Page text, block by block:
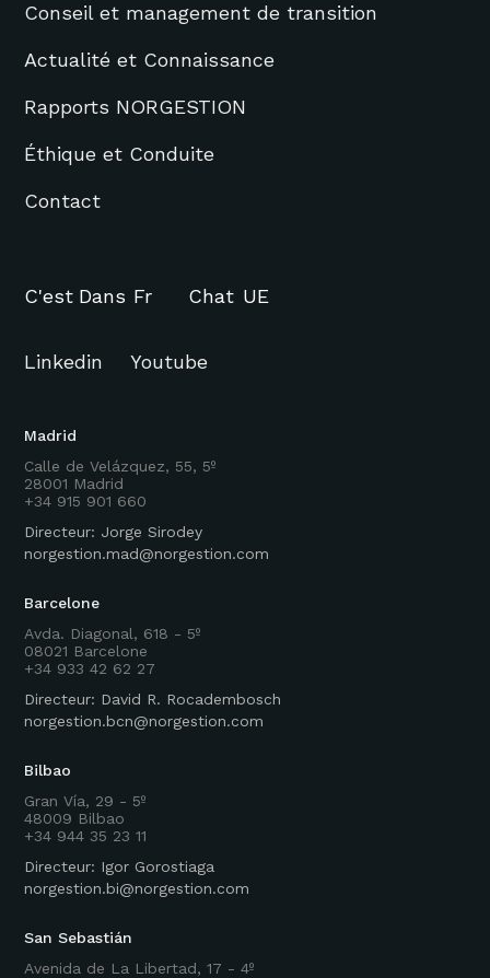
Conseil et management de transition
Actualité et Connaissance
Rapports NORGESTION
Éthique et Conduite
Contact
Madrid
Calle de Velázquez, 55, 5º
28001 Madrid
+34 915 901 660
Directeur: Jorge Sirodey
norgestion.mad@norgestion.com
Barcelone
Avda. Diagonal, 618 - 5º
08021 Barcelone
+34 933 42 62 27
Directeur: David R. Rocadembosch
norgestion.bcn@norgestion.com
Bilbao
Gran Vía, 29 - 5º
48009 Bilbao
+34 944 35 23 11
Directeur: Igor Gorostiaga
norgestion.bi@norgestion.com
San Sebastián
Avenida de La Libertad, 17 - 4º
C'est Dans Fr Chat UE
Linkedin Youtube